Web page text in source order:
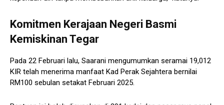
Komitmen Kerajaan Negeri Basmi
Kemiskinan Tegar
Pada 22 Februari lalu, Saarani mengumumkan seramai 19,012
KIR telah menerima manfaat Kad Perak Sejahtera bernilai
RM100 sebulan setakat Februari 2025.